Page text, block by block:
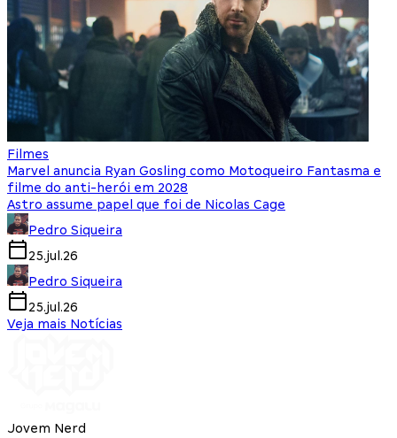
Filmes
Marvel anuncia Ryan Gosling como Motoqueiro Fantasma e
filme do anti-herói em 2028
Astro assume papel que foi de Nicolas Cage
Pedro Siqueira
25.jul.26
Pedro Siqueira
25.jul.26
Veja mais Notícias
Jovem Nerd